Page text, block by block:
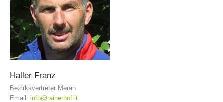
Haller Franz
Bezirksvertreter Meran
Email: info@rainerhof.it